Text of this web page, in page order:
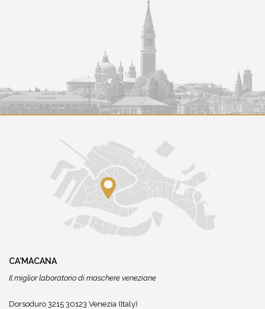
CA'MACANA
Il miglior laboratorio di maschere veneziane
Dorsoduro 3215 30123 Venezia (Italy)